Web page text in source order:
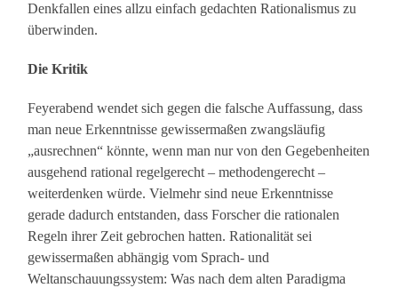
Denkfallen eines allzu einfach gedachten Rationalismus zu
überwinden.
Die Kritik
Feyerabend wendet sich gegen die falsche Auffassung, dass
man neue Erkenntnisse gewissermaßen zwangsläufig
„ausrechnen“ könnte, wenn man nur von den Gegebenheiten
ausgehend rational regelgerecht – methodengerecht –
weiterdenken würde. Vielmehr sind neue Erkenntnisse
gerade dadurch entstanden, dass Forscher die rationalen
Regeln ihrer Zeit gebrochen hatten. Rationalität sei
gewissermaßen abhängig vom Sprach- und
Weltanschauungssystem: Was nach dem alten Paradigma